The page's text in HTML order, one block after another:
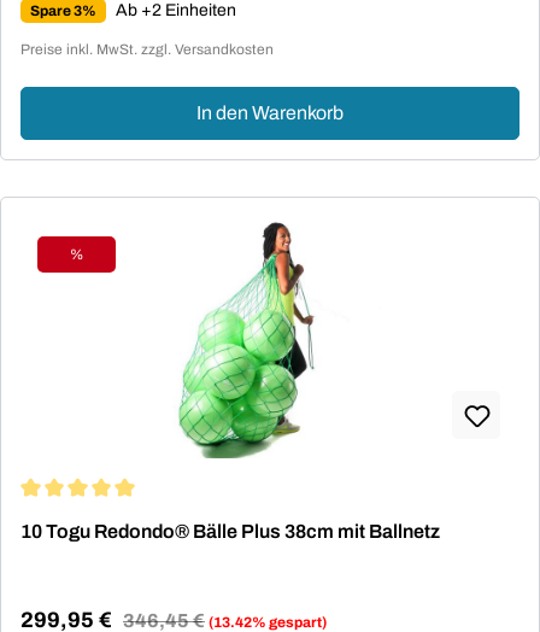
Spare 3% Ab +2 Einheiten
Preise inkl. MwSt. zzgl. Versandkosten
In den Warenkorb
Rabatt
%
10 Togu Redondo® Bälle Plus 38cm mit Ballnetz
299,95 € Regulärer Preis:
346,45 € (13.42% gespart)